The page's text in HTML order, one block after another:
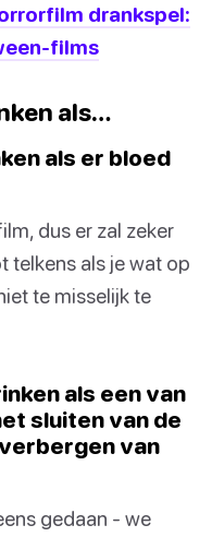
drankspel:
films
als…
als er bloed
dus er zal zeker
telkens als je wat op
te misselijk te
als een van
sluiten van de
van
gedaan - we